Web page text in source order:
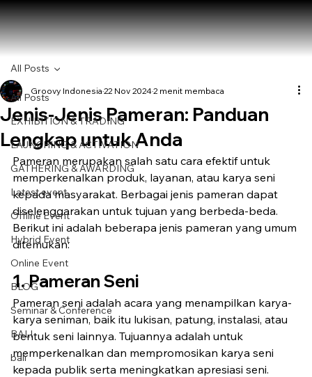
All Posts
EXHIBITION & TRADING
LAUNCHING & ACTIVATION
GATHERING & AWARDING
Latest event
Offline Event
Hybrid Event
Online Event
BLOG
Seminar & Conference
BALI
bali
All Posts
Jenis-Jenis Pameran: Panduan
Lengkap untuk Anda
Groovy Indonesia 22 Nov 20242 menit membaca
Pameran merupakan salah satu cara efektif untuk
memperkenalkan produk, layanan, atau karya seni
kepada masyarakat. Berbagai jenis pameran dapat
diselenggarakan untuk tujuan yang berbeda-beda.
Berikut ini adalah beberapa jenis pameran yang umum
ditemukan:
1. Pameran Seni
Pameran seni adalah acara yang menampilkan karya-
karya seniman, baik itu lukisan, patung, instalasi, atau
bentuk seni lainnya. Tujuannya adalah untuk
memperkenalkan dan mempromosikan karya seni
kepada publik serta meningkatkan apresiasi seni.